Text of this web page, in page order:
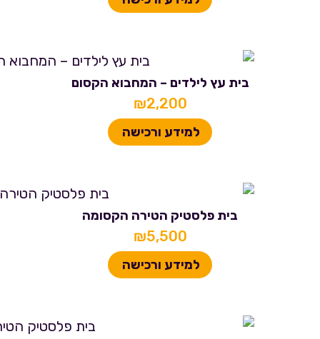
בית עץ לילדים – המחבוא הקסום
₪2,200
למידע ורכישה
בית פלסטיק הטירה הקסומה
₪5,500
למידע ורכישה